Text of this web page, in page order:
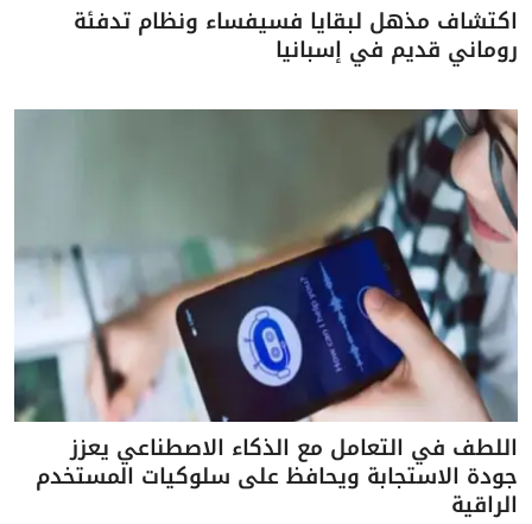
اكتشاف مذهل لبقايا فسيفساء ونظام تدفئة
روماني قديم في إسبانيا
اللطف في التعامل مع الذكاء الاصطناعي يعزز
جودة الاستجابة ويحافظ على سلوكيات المستخدم
الراقية